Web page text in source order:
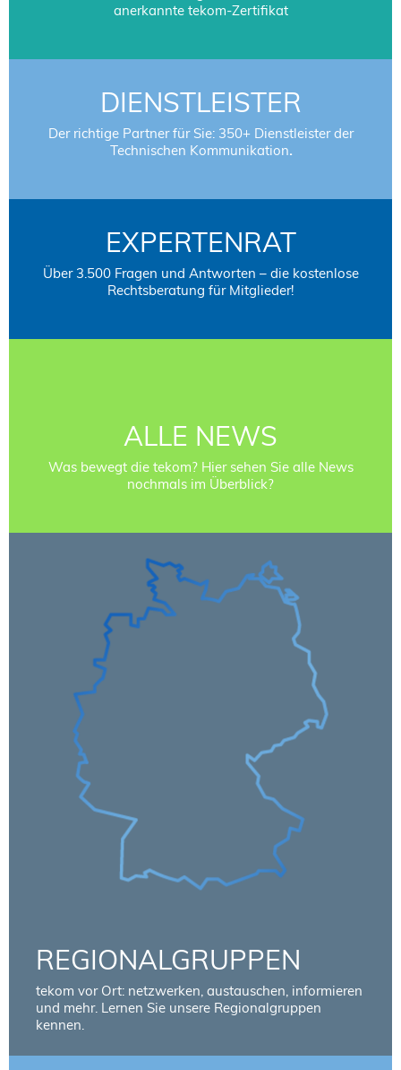
anerkannte tekom-Zertifikat
DIENSTLEISTER
Der richtige Partner für Sie: 350+ Dienstleister der
Technischen Kommunikation.
EXPERTENRAT
Über 3.500 Fragen und Antworten – die kostenlose
Rechtsberatung für Mitglieder!
ALLE NEWS
Was bewegt die tekom? Hier sehen Sie alle News
nochmals im Überblick?
REGIONALGRUPPEN
tekom vor Ort: netzwerken, austauschen, informieren
und mehr. Lernen Sie unsere Regionalgruppen
kennen.